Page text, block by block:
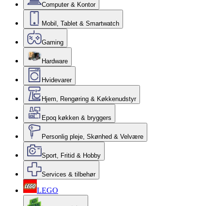
Computer & Kontor
Mobil, Tablet & Smartwatch
Gaming
Hardware
Hvidevarer
Hjem, Rengøring & Køkkenudstyr
Epoq køkken & bryggers
Personlig pleje, Skønhed & Velvære
Sport, Fritid & Hobby
Services & tilbehør
LEGO